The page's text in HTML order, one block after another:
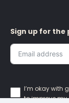
Sign up for
I’m okay with
to improve my